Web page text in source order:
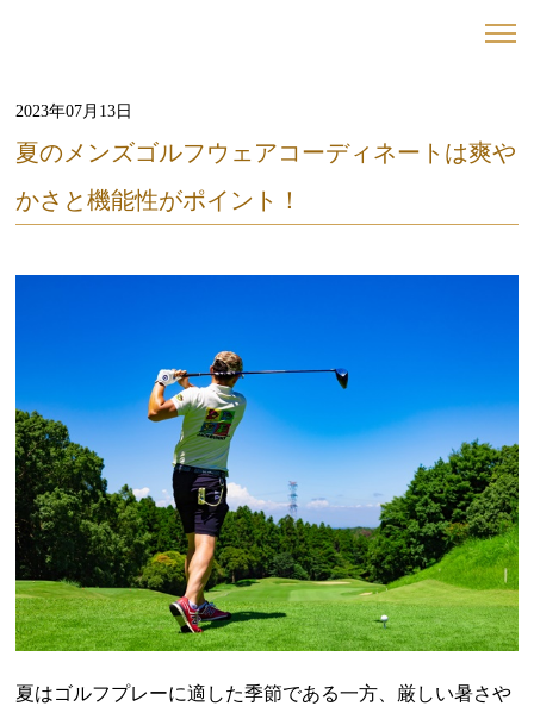
2023年07月13日
夏のメンズゴルフウェアコーディネートは爽や
かさと機能性がポイント！
夏はゴルフプレーに適した季節である一方、厳しい暑さや